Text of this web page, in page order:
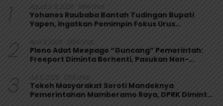
1 Agustus 6, 2026 1884 Lihat
Yohanes Raubaba Bantah Tudingan Bupati
Yapen, Ingatkan Pemimpin Fokus Urus
2 April 9, 2026 1364 Lihat
Pleno Adat Meepago “Guncang” Pemerintah:
Freeport Diminta Berhenti, Pasukan Non-
3 Juli 6, 2026 1256 Lihat
Tokoh Masyarakat Soroti Mandeknya
Pemerintahan Mamberamo Raya, DPRK Diminta